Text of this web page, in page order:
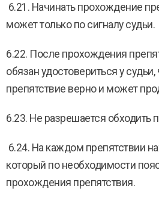
6.21. Начинать прохождение
может только по сигналу судьи.
6.22. После прохождения
обязан удостовериться у
препятствие верно и может
6.23. Не разрешается обходить
6.24. На каждом препятствии
который по необходимости
прохождения препятствия.